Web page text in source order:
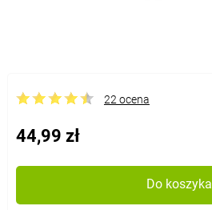
22 ocena
44,99 zł
Do koszyka